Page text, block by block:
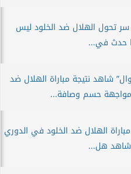
تحول الهلال ضد الخلود ليس
حدث في...
شاهد نتيجة مباراة الهلال ضد
حسم وصافة...
الهلال ضد الخلود في الدوري
هل...